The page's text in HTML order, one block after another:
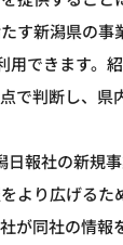
す新潟県の事
用できます。
で判断し、県
日報社の新規
より広げるた
が同社の情報